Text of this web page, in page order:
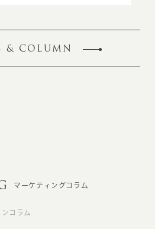
& COLUMN
マーケティングコラム
コラム